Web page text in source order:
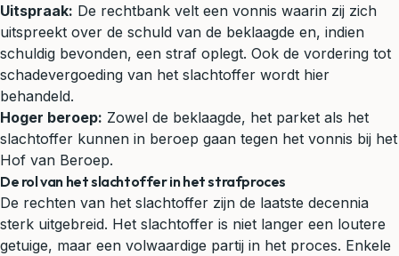
Uitspraak: De rechtbank velt een vonnis waarin zij zich
uitspreekt over de schuld van de beklaagde en, indien
schuldig bevonden, een straf oplegt. Ook de vordering tot
schadevergoeding van het slachtoffer wordt hier
behandeld.
Hoger beroep: Zowel de beklaagde, het parket als het
slachtoffer kunnen in beroep gaan tegen het vonnis bij het
Hof van Beroep.
De rol van het slachtoffer in het strafproces
De rechten van het slachtoffer zijn de laatste decennia
sterk uitgebreid. Het slachtoffer is niet langer een loutere
getuige, maar een volwaardige partij in het proces. Enkele